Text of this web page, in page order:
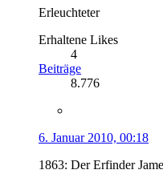
Erleuchteter
Erhaltene Likes
4
Beiträge
8.776
6. Januar 2010, 00:18
1863: Der Erfinder